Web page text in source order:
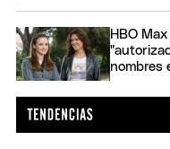
HBO
nombres